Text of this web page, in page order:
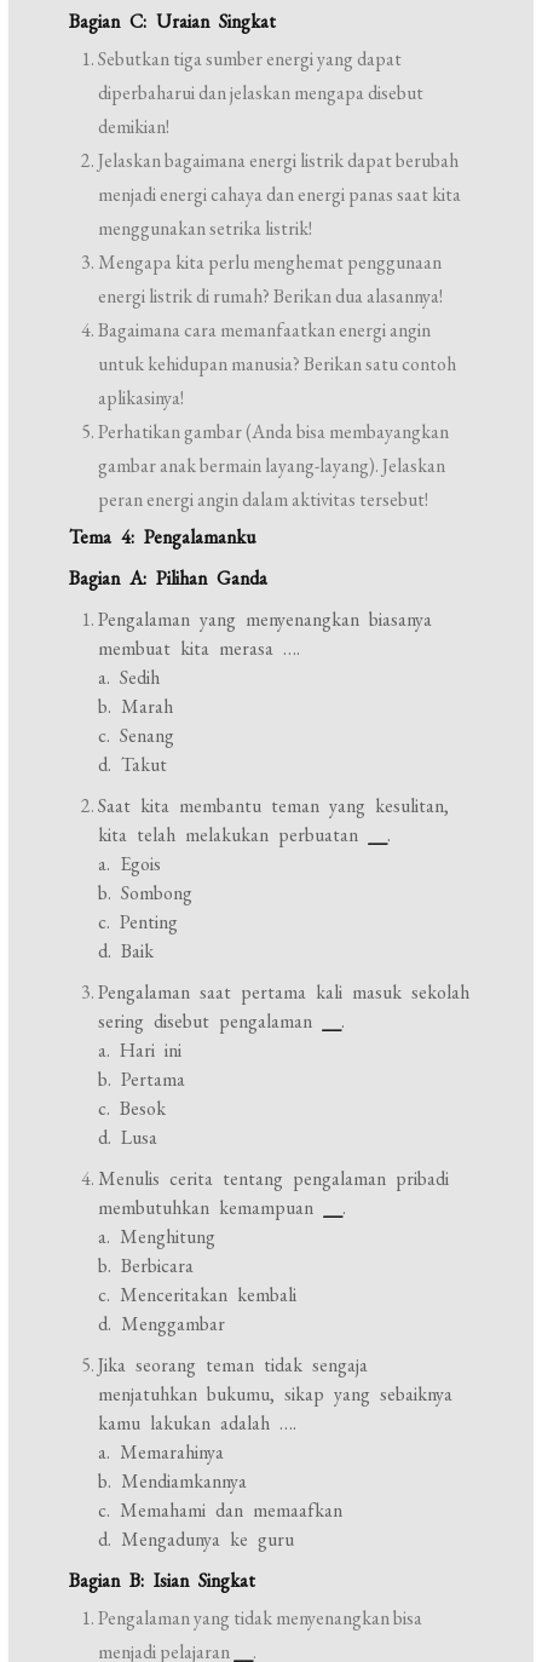
Bagian C: Uraian Singkat
Sebutkan tiga sumber energi yang dapat
diperbaharui dan jelaskan mengapa disebut
demikian!
Jelaskan bagaimana energi listrik dapat berubah
menjadi energi cahaya dan energi panas saat kita
menggunakan setrika listrik!
Mengapa kita perlu menghemat penggunaan
energi listrik di rumah? Berikan dua alasannya!
Bagaimana cara memanfaatkan energi angin
untuk kehidupan manusia? Berikan satu contoh
aplikasinya!
Perhatikan gambar (Anda bisa membayangkan
gambar anak bermain layang-layang). Jelaskan
peran energi angin dalam aktivitas tersebut!
Tema 4: Pengalamanku
Bagian A: Pilihan Ganda
Pengalaman yang menyenangkan biasanya
membuat kita merasa ….
a. Sedih
b. Marah
c. Senang
d. Takut
Saat kita membantu teman yang kesulitan,
kita telah melakukan perbuatan
.
a. Egois
b. Sombong
c. Penting
d. Baik
Pengalaman saat pertama kali masuk sekolah
sering disebut pengalaman
.
a. Hari ini
b. Pertama
c. Besok
d. Lusa
Menulis cerita tentang pengalaman pribadi
membutuhkan kemampuan
.
a. Menghitung
b. Berbicara
c. Menceritakan kembali
d. Menggambar
Jika seorang teman tidak sengaja
menjatuhkan bukumu, sikap yang sebaiknya
kamu lakukan adalah ….
a. Memarahinya
b. Mendiamkannya
c. Memahami dan memaafkan
d. Mengadunya ke guru
Bagian B: Isian Singkat
Pengalaman yang tidak menyenangkan bisa
menjadi pelajaran
.